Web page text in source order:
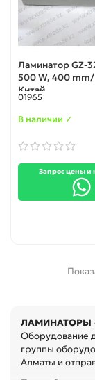
Ламинатор GZ-
500 W, 400
Китай
01965
В наличии ✓
Запрос цены и
ЛАМИНАТОРЫ
Оборудование
группы
Алматы и